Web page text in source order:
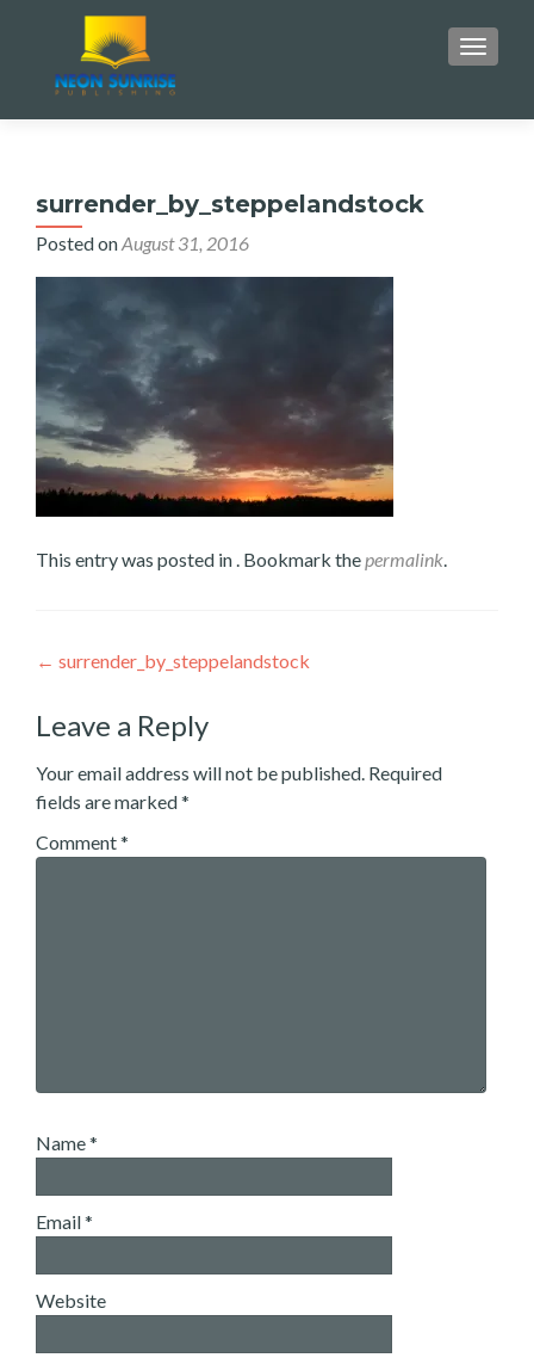
surrender_by_steppelandstock
Posted onAugust 31, 2016
This entry was posted in . Bookmark thepermalink.
Post
navigation
← surrender_by_steppelandstock
Leave a Reply
Your email address will not be published. Required
fields are marked*
Comment*
Name*
Email*
Website